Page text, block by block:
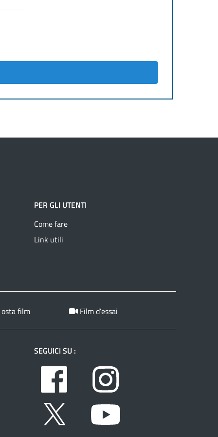
PER GLI UTENTI
Come fare
Link utili
film Film d’essai
SEGUICI SU :
Facebook
Twitter